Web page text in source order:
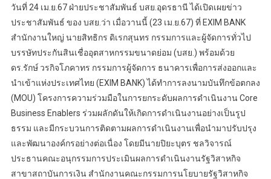
วันที่ 24 เม.ย.67 ฝ่ายประชาสัมพันธ์ บสย.อุดรธานี ได้เปิดเผยข่าว
ประชาสัมพันธ์ ของ บสย.ว่า เมื่อวานนี้ (23 เม.ย.67) ที่ EXIM BANK
สำนักงานใหญ่ นายสิทธิกร ดิเรกสุนทร กรรมการและผู้จัดการทั่วไป
บรรษัทประกันสินเชื่ออุตสาหกรรมขนาดย่อม (บสย.) พร้อมด้วย
ดร.รักษ์ วรกิจโภคาทร กรรมการผู้จัดการ ธนาคารเพื่อการส่งออกและ
นำเข้าแห่งประเทศไทย (EXIM BANK) ได้ทำการลงนามบันทึกข้อตกลง
(MOU) โครงการความร่วมมือในการยกระดับผลการดำเนินงาน Core
Business Enablers ร่วมผลักดันให้เกิดการดำเนินงานอย่างเป็นรูป
ธรรม และมีกระบวนการติดตามผลการดำเนินงานเพื่อนำมาปรับปรุง
และพัฒนาองค์กรอย่างต่อเนื่อง โดยมีนายปิยะบุตร ชลวิจารณ์
ประธานคณะอนุกรรมการประเมินผลการดำเนินงานรัฐวิสาหกิจ
สาขาสถาบันการเงิน สำนักงานคณะกรรมการนโยบายรัฐวิสาหกิจ